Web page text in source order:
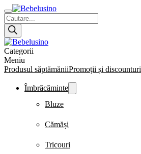
Products
search
Categorii
Meniu
Produsul săptămăniiPromoții și discounturi
Îmbrăcăminte
Bluze
Cămăși
Tricouri